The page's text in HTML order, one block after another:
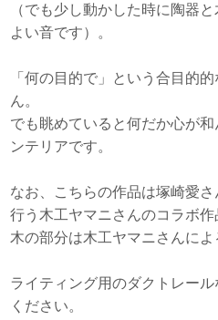
（でも少し動かした時に陶器
よい音です）。
「何の目的で」という合目的
ん。
でも眺めていると何だか心が
ンテリアです。
なお、こちらの作品は塚崎愛
行う木工ヤマニさんのコラボ作
木の部分は木工ヤマニさんによ
ライティング用のダクトレー
ください。